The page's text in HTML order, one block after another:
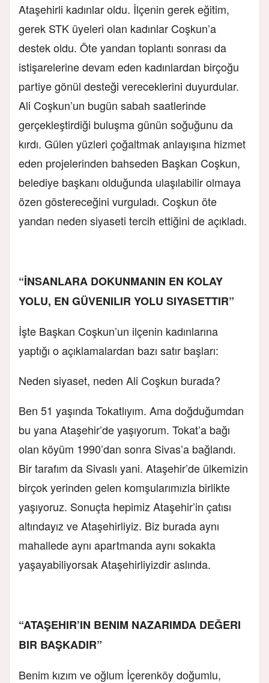
Ataşehirli kadınlar oldu. İlçenin gerek eğitim,
gerek STK üyeleri olan kadınlar Coşkun’a
destek oldu. Öte yandan toplantı sonrası da
istişarelerine devam eden kadınlardan birçoğu
partiye gönül desteği vereceklerini duyurdular.
Ali Coşkun’un bugün sabah saatlerinde
gerçekleştirdiği buluşma günün soğuğunu da
kırdı. Gülen yüzleri çoğaltmak anlayışına hizmet
eden projelerinden bahseden Başkan Coşkun,
belediye başkanı olduğunda ulaşılabilir olmaya
özen göstereceğini vurguladı. Coşkun öte
yandan neden siyaseti tercih ettiğini de açıkladı.
“İNSANLARA DOKUNMANIN EN KOLAY
YOLU, EN GÜVENILIR YOLU SIYASETTIR”
İşte Başkan Coşkun’un ilçenin kadınlarına
yaptığı o açıklamalardan bazı satır başları:
Neden siyaset, neden Ali Coşkun burada?
Ben 51 yaşında Tokatlıyım. Ama doğduğumdan
bu yana Ataşehir’de yaşıyorum. Tokat’a bağı
olan köyüm 1990’dan sonra Sivas’a bağlandı.
Bir tarafım da Sivaslı yani. Ataşehir’de ülkemizin
birçok yerinden gelen komşularımızla birlikte
yaşıyoruz. Sonuçta hepimiz Ataşehir’in çatısı
altındayız ve Ataşehirliyiz. Biz burada aynı
mahallede aynı apartmanda aynı sokakta
yaşayabiliyorsak Ataşehirliyizdir aslında.
“ATAŞEHIR’IN BENIM NAZARIMDA DEĞERI
BIR BAŞKADIR”
Benim kızım ve oğlum İçerenköy doğumlu,